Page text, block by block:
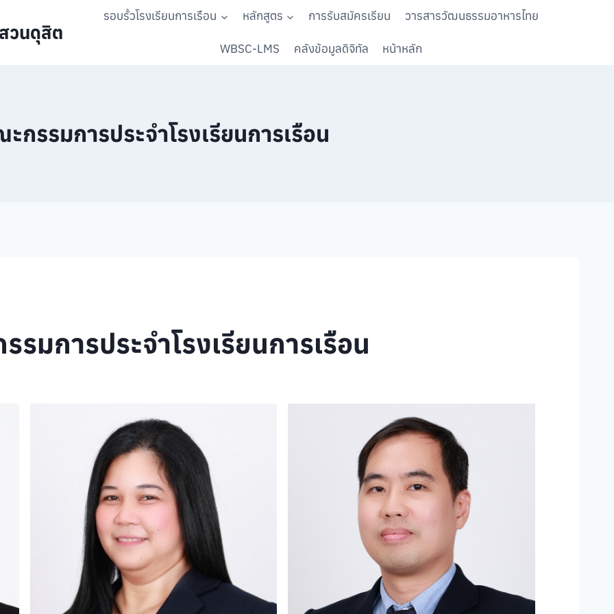
วนดุสิต
รอบรั้วโรงเรียนการเรือน หลักสูตร การรับสมัครเรียน วารสารวัฒนธรรมอาหารไทย
WBSC-LMS คลังข้อมูลดิจิทัล หน้าหลัก
กรรมการประจำโรงเรียนการเรือน
รมการประจำโรงเรียนการเรือน